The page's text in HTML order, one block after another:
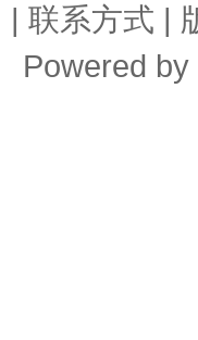
| 联系方式 |
Powered by